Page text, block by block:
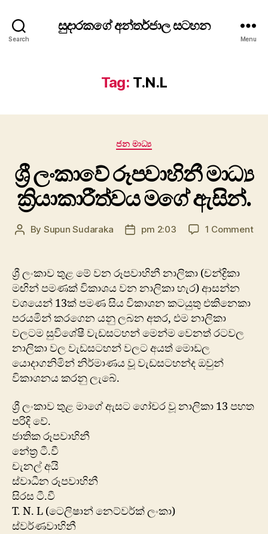
Search
සුදාරකගේ අන්තර්ජාල සටහන
Menu
Tag: T.N.L
Categories
ජන මාධ්‍ය
ශ්‍රී ලංකාවේ රූපවාහිනී මාධ්‍ය
ක්‍රියාකාරීත්වය මගේ ඇසින්.
Post
By Supun Sudaraka
Postpm 2:03 1 Commenton
ශ්‍රී ලංකාව තුළ මේ වන රූපවාහිනී නාලිකා (චන්ද්‍රිකා
මඟින් පමණක් විකාශය වන නාලිකා හැර) ආසන්න
වශයෙන් 13ක් පමණ සිය විකාශන කටයුතු එකිනෙකා
පරයමින් කරගෙන යනු ලබන අතර, එම නාලිකා
වලටම සුවිශේෂී වැඩසටහන් මෙන්ම වෙනත් රටවල
නාලිකා වල වැඩසටහන් වලට අයත් මොඩල
යොදාගනිමින් නිර්මාණය වූ වැඩසටහන්ද ඔවුන්
විකාශනය කරනු ලැබේ.
ශ්‍රී ලංකාව තුළ මාගේ ඇසට ගෝචර වූ නාලිකා 13 පහත
පරිදි වේ.
ජාතික රූපවාහිනී
නේත්‍ර ටී.වී
චැනල් අයි
ස්වාධීන රූපවාහිනී
සිරස ටී.වී
T. N. L (ටෙලිෂාන් නෙට්වර්ක් ලංකා)
ස්වර්ණවාහිනී